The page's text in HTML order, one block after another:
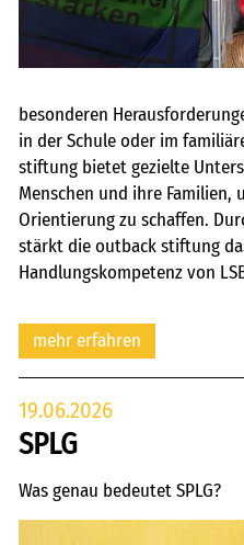
besonderen
in der Schule oder im
stiftung bietet gezielte
Menschen und ihre Familien,
Orientierung zu schaffen.
stärkt die outback stiftung
Handlungskompetenz von
mehr erfahren
19.06.2026
SPLG
Was genau bedeutet SPLG?